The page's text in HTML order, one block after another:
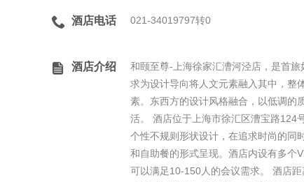
 酒店电话 021-34019797转0
 酒店介绍
和颐至尊-上海徐家汇漕河泾店，是首
求为设计导向将人文元素融入其中，整
素。东西方的设计风格融合，以低调的
活。 酒店位于上海市徐汇区漕宝路124
个性不规则形状设计，在追求时尚的同
和自助餐的形式呈现。酒店内设有多个
可以满足10-150人的会议需求。 酒店